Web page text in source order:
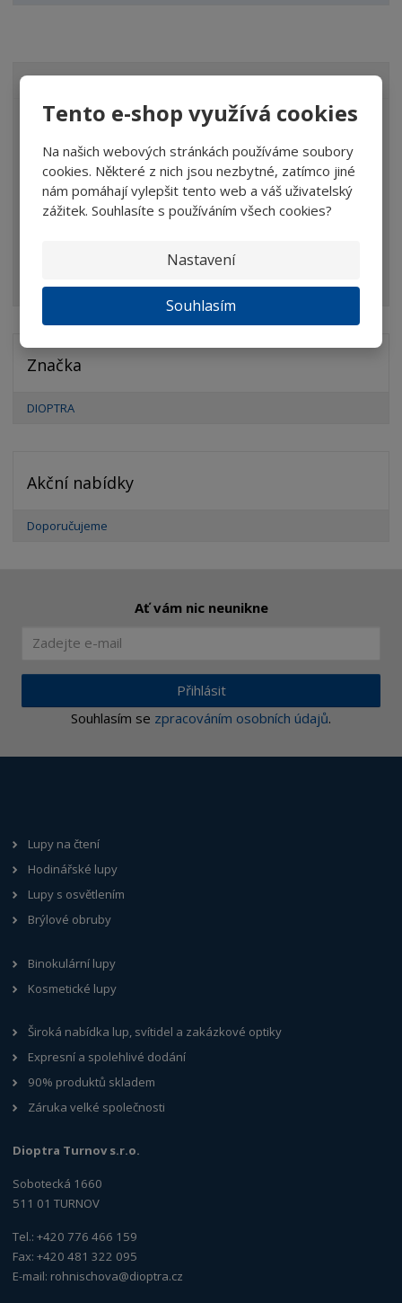
Tento e-shop využívá cookies
Na našich webových stránkách používáme soubory
cookies. Některé z nich jsou nezbytné, zatímco jiné
nám pomáhají vylepšit tento web a váš uživatelský
zážitek. Souhlasíte s používáním všech cookies?
Nastavení
Souhlasím
Lupy
Brýle
Dalekohledy
Mikroskopy
Značka
DIOPTRA
Akční nabídky
Doporučujeme
Ať vám nic neunikne
Přihlásit
Souhlasím se zpracováním osobních údajů.
Lupy na čtení
Hodinářské lupy
Lupy s osvětlením
Brýlové obruby
Binokulární lupy
Kosmetické lupy
Široká nabídka lup, svítidel a zakázkové optiky
Expresní a spolehlivé dodání
90% produktů skladem
Záruka velké společnosti
Dioptra Turnov s.r.o.
Sobotecká 1660
511 01 TURNOV
Tel.: +420 776 466 159
Fax: +420 481 322 095
E-mail: rohnischova@dioptra.cz